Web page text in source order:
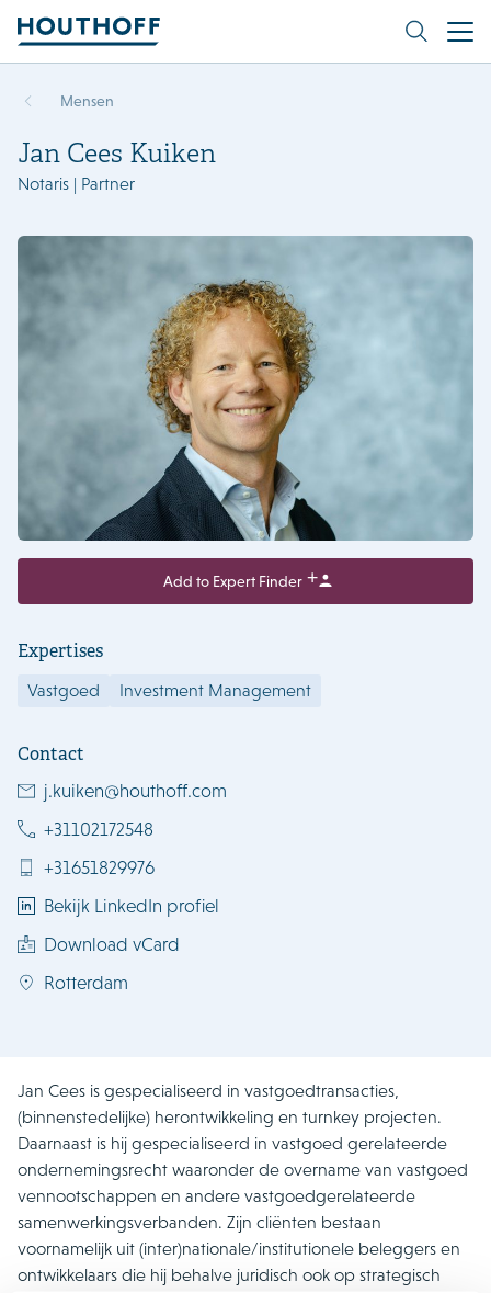
Mensen
Jan Cees Kuiken
Notaris | Partner
Add to Expert Finder
Expertises
Vastgoed Investment Management
Contact
j.kuiken@houthoff.com
+31102172548
+31651829976
Bekijk LinkedIn profiel
Download vCard
Rotterdam
Jan Cees is gespecialiseerd in vastgoedtransacties,
(binnenstedelijke) herontwikkeling en turnkey projecten.
Daarnaast is hij gespecialiseerd in vastgoed gerelateerde
ondernemingsrecht waaronder de overname van vastgoed
vennootschappen en andere vastgoedgerelateerde
samenwerkingsverbanden. Zijn cliënten bestaan
voornamelijk uit (inter)nationale/institutionele beleggers en
ontwikkelaars die hij behalve juridisch ook op strategisch